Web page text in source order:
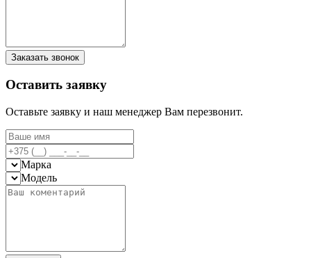
Заказать звонок
Оставить заявку
Оставьте заявку и наш менеджер Вам перезвонит.
Марка
Модель